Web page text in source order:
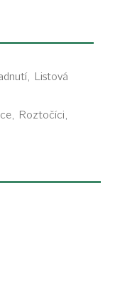
Listová
Roztočíci,